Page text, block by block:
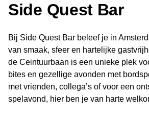
Side Quest Bar
Bij Side Quest Bar beleef je in
van smaak, sfeer en hartelijke
de Ceintuurbaan is een unieke plek
bites en gezellige avonden met
met vrienden, collega’s of voor een
spelavond, hier ben je van harte